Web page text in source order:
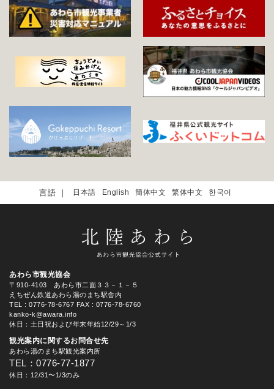
日本語 English 簡体中文 繁体中文 한국어
あわら市観光協会
〒910-4103 あわら市二面３３－１－５
えちぜん鉄道あわら湯のまち駅舎内
TEL
: 0776-78-6767 FAX : 0776-78-6760
kanko-k@awara.info
休日：土日祝および年末年始12/29～1/3
観光案内に関するお問合せ先
あわら湯のまち駅観光案内所
TEL：0776-77-1877
休日：12/31〜1/3のみ